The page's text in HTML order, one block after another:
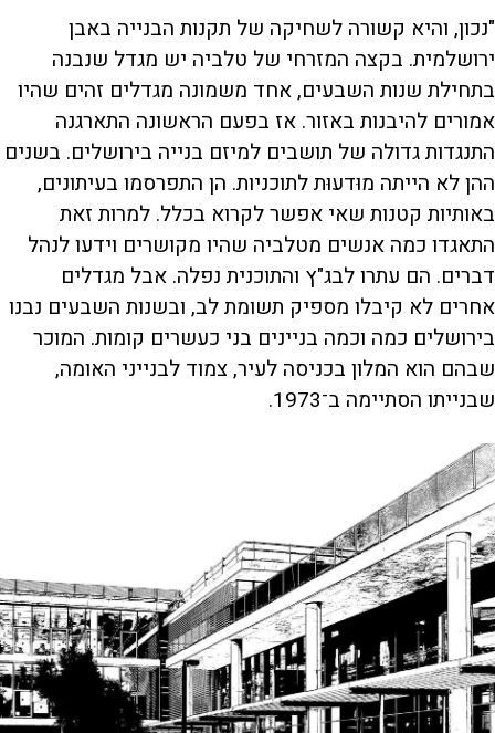
"נכון, והיא קשורה לשחיקה של תקנות הבנייה באבן
ירושלמית. בקצה המזרחי של טלביה יש מגדל שנבנה
בתחילת שנות השבעים, אחד משמונה מגדלים זהים שהיו
אמורים להיבנות באזור. אז בפעם הראשונה התארגנה
התנגדות גדולה של תושבים למיזם בנייה בירושלים. בשנים
ההן לא הייתה מוּדעוּת לתוכניות. הן התפרסמו בעיתונים,
באותיות קטנות שאי אפשר לקרוא בכלל. למרות זאת
התאגדו כמה אנשים מטלביה שהיו מקושרים וידעו לנהל
דברים. הם עתרו לבג"ץ והתוכנית נפלה. אבל מגדלים
אחרים לא קיבלו מספיק תשומת לב, ובשנות השבעים נבנו
בירושלים כמה וכמה בניינים בני כעשרים קומות. המוכר
שבהם הוא המלון בכניסה לעיר, צמוד לבנייני האומה,
שבנייתו הסתיימה ב־1973.